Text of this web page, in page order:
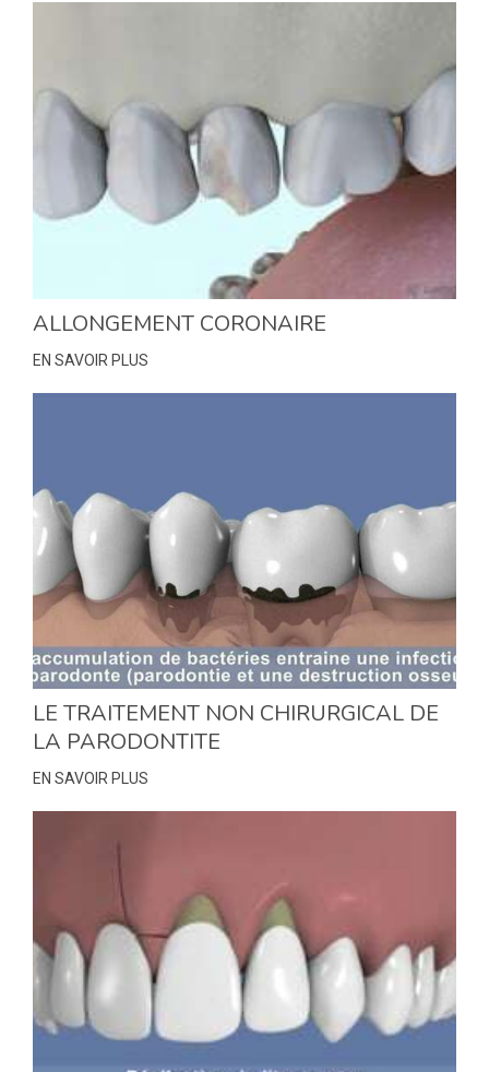
ALLONGEMENT CORONAIRE
EN SAVOIR PLUS
LE TRAITEMENT NON CHIRURGICAL DE
LA PARODONTITE
EN SAVOIR PLUS